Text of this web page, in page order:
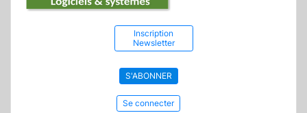
Inscription
Newsletter
S'ABONNER
Se connecter